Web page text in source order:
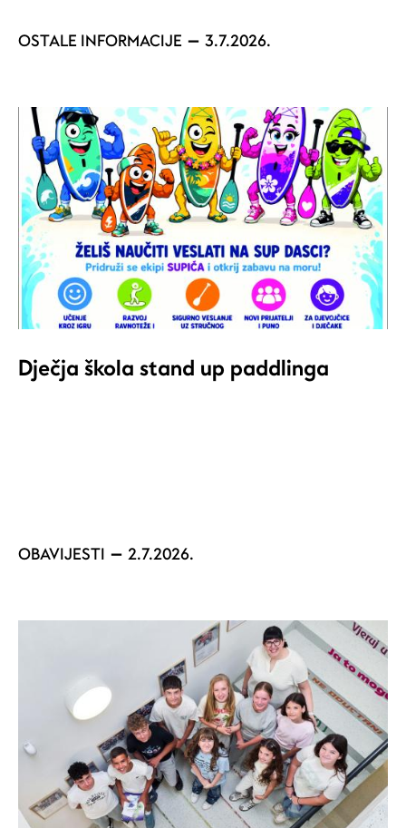
OSTALE INFORMACIJE 3.7.2026.
Dječja škola stand up paddlinga
OBAVIJESTI 2.7.2026.